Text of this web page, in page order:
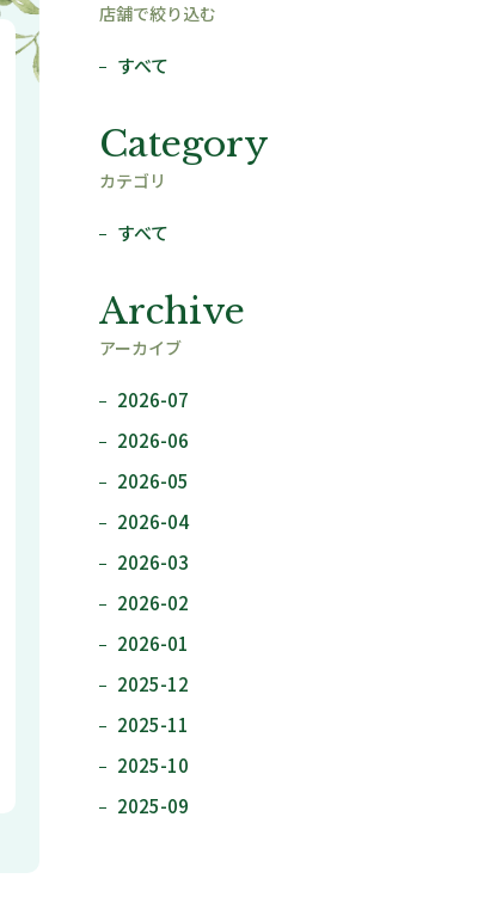
店舗で絞り込む
すべて
Category
カテゴリ
すべて
Archive
アーカイブ
2026-07
2026-06
2026-05
2026-04
2026-03
2026-02
2026-01
2025-12
2025-11
2025-10
2025-09